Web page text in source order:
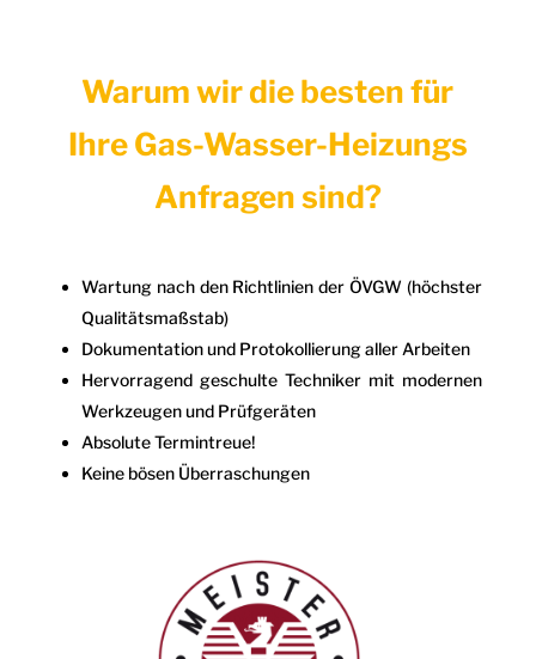
Warum wir die besten für
Ihre Gas-Wasser-Heizungs
Anfragen sind?
Wartung nach den Richtlinien der ÖVGW (höchster
Qualitätsmaßstab)
Dokumentation und Protokollierung aller Arbeiten
Hervorragend geschulte Techniker mit modernen
Werkzeugen und Prüfgeräten
Absolute Termintreue!
Keine bösen Überraschungen